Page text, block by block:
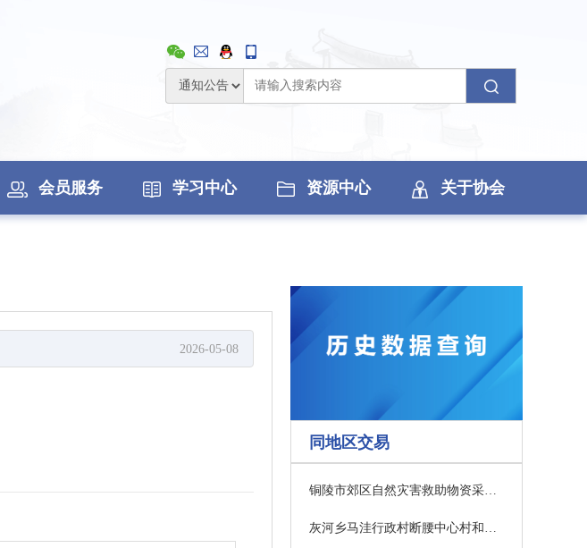
会员服务 学习中心 资源中心 关于协会
2026-05-08
同地区交易
铜陵市郊区自然灾害救助物资采购项目竞争性磋商公告
灰河乡马洼行政村断腰中心村和美乡村建设项目-停车位及道路建设、环境提升等项目中标公示